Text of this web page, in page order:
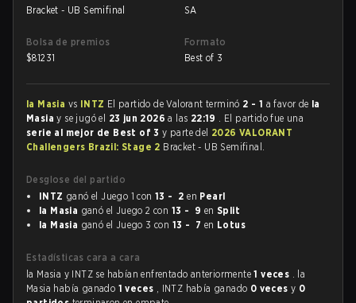
Bracket - UB Semifinal
SA
Bolsa de premios
$81231
Formato
Best of 3
la Masia vs INTZ El partido de Valorant terminó 2 - 1 a favor de la
Masiay se jugó el 23 jun 2026a las 22:19 . El partido fue una
serie al mejor de Best of 3y parte del 2026 VALORANT
Challengers Brazil: Stage 2 Bracket - UB Semifinal.
Desglose del partido
INTZ ganó el Juego 1 con13 - 2 en Pearl
la Masia ganó el Juego 2 con 13 - 9 enSplit
la Masia ganó el Juego 3 con 13 - 7 en Lotus
Estadísticas cara a cara
la Masia y INTZ se habían enfrentado anteriormente1 veces . la
Masia había ganado 1 veces , INTZ había ganado 0 vecesy 0